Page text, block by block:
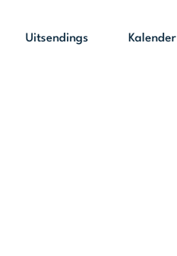
Uitsendings Kalender